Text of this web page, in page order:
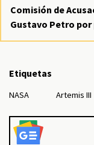
Comisión de
Gustavo Petro
Etiquetas
NASA Artemis III